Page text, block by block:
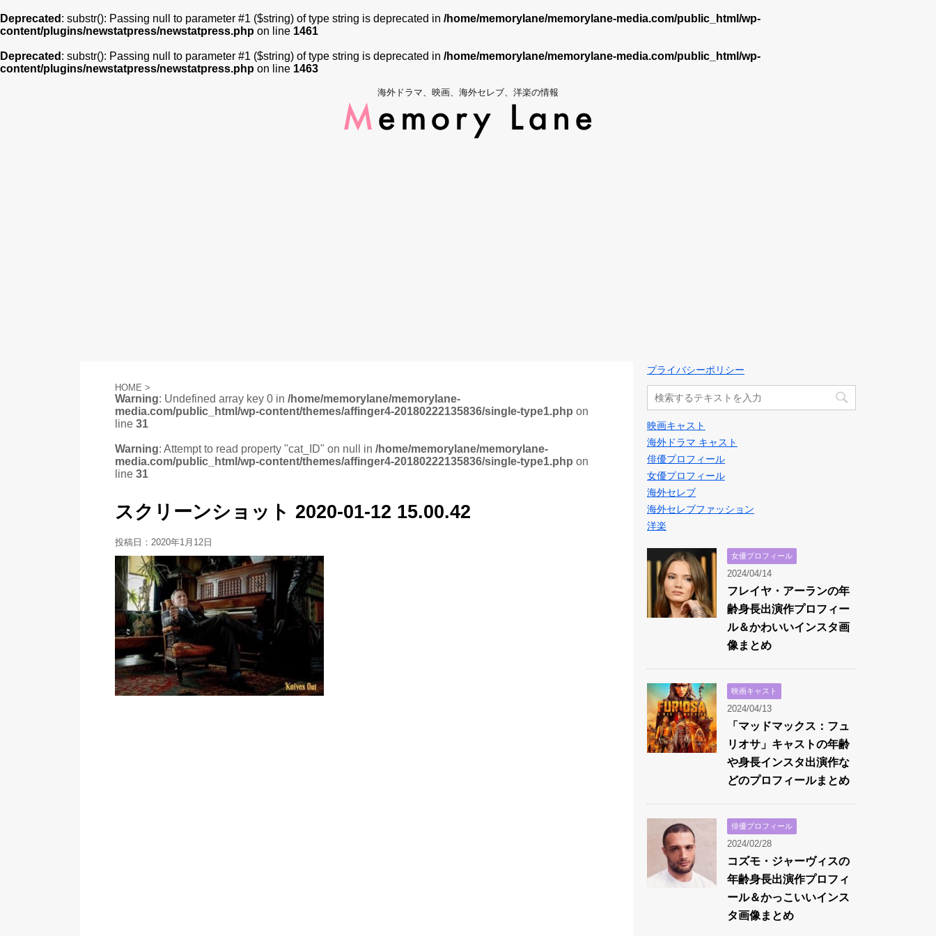
Deprecated : substr(): Passing null to parameter #1 ($string) of type string is deprecated in /home/memorylane/memorylane-media.com/public_html/wp-
content/plugins/newstatpress/newstatpress.php on line 1461
Deprecated : substr(): Passing null to parameter #1 ($string) of type string is deprecated in /home/memorylane/memorylane-media.com/public_html/wp-
content/plugins/newstatpress/newstatpress.php on line 1463
海外ドラマ、映画、海外セレブ、洋楽の情報
HOME >
Warning: Undefined array key 0 in /home/memorylane/memorylane-
media.com/public_html/wp-content/themes/affinger4-20180222135836/single-type1.php on
line 31
Warning: Attempt to read property "cat_ID" on null in /home/memorylane/memorylane-
media.com/public_html/wp-content/themes/affinger4-20180222135836/single-type1.php on
line 31
スクリーンショット 2020-01-12 15.00.42
投稿日： 2020年1月12日
プライバシーポリシー
映画キャスト
海外ドラマ キャスト
俳優プロフィール
女優プロフィール
海外セレブ
海外セレブファッション
洋楽
女優プロフィール
2024/04/14
フレイヤ・アーランの年
齢身長出演作プロフィー
ル＆かわいいインスタ画
像まとめ
映画キャスト
2024/04/13
「マッドマックス：フュ
リオサ」キャストの年齢
や身長インスタ出演作な
どのプロフィールまとめ
俳優プロフィール
2024/02/28
コズモ・ジャーヴィスの
年齢身長出演作プロフィ
ール＆かっこいいインス
タ画像まとめ